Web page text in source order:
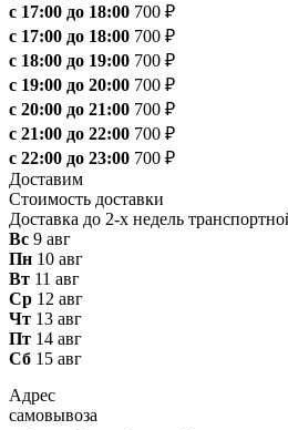
с 17:00 до 18:00 700 ₽
с 17:00 до 18:00 700 ₽
с 18:00 до 19:00 700 ₽
с 19:00 до 20:00 700 ₽
с 20:00 до 21:00 700 ₽
с 21:00 до 22:00 700 ₽
с 22:00 до 23:00 700 ₽
Доставим
Стоимость доставки
Доставка до 2-х недель
Вс 9 авг
Пн 10 авг
Вт 11 авг
Ср 12 авг
Чт 13 авг
Пт 14 авг
Сб 15 авг
Адрес
самовывоза